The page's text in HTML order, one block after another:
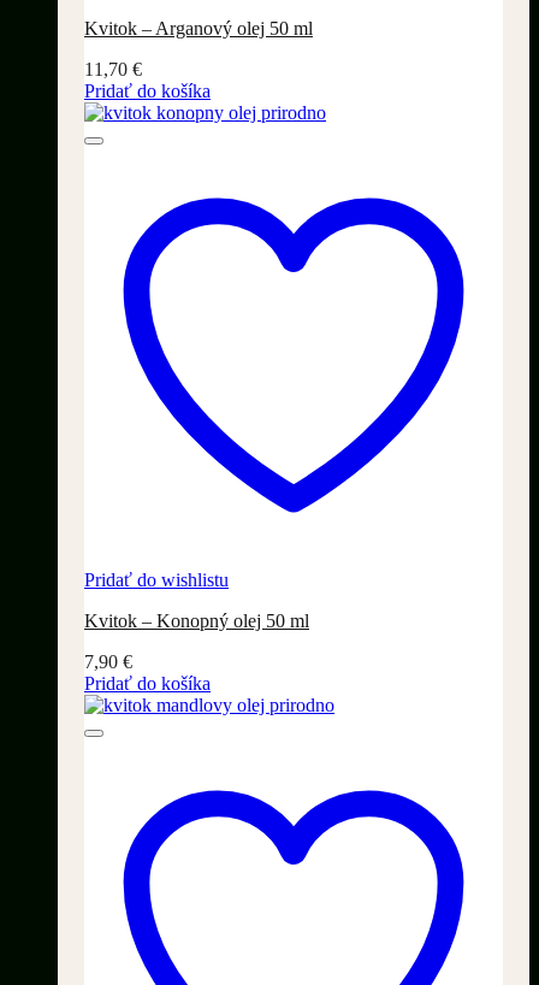
Kvitok – Arganový olej 50 ml
11,70 €
Pridať do košíka
Pridať do wishlistu
Kvitok – Konopný olej 50 ml
7,90 €
Pridať do košíka